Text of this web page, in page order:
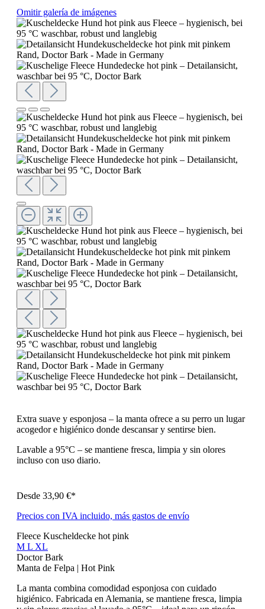
Omitir galería de imágenes
Extra suave y esponjosa – la manta ofrece a su perro un lugar
acogedor e higiénico donde descansar y sentirse bien.
Lavable a 95°C – se mantiene fresca, limpia y sin olores
incluso con uso diario.
Desde 33,90 €*
Precios con IVA incluido, más gastos de envío
Fleece Kuscheldecke hot pink
M L XL
Doctor Bark
Manta de Felpa | Hot Pink
La manta combina comodidad esponjosa con cuidado
higiénico. Fabricada en Alemania, se mantiene fresca, limpia